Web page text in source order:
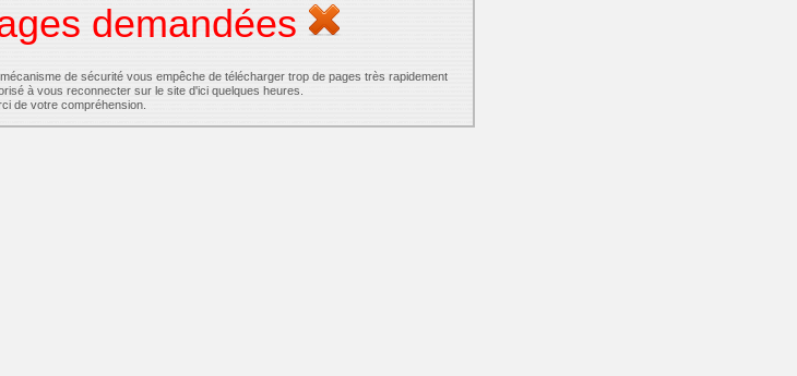
demandées
de sécurité vous empêche de télécharger trop de pages très rapidement
à vous reconnecter sur le site d'ici quelques heures.
de votre compréhension.